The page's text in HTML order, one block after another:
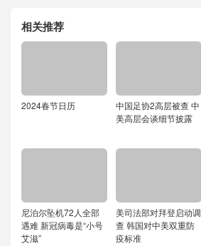
相关推荐
2024春节日历
中国足协2高层被查 中
美高层会谈细节披露
尼泊尔坠机72人全部
遇难 新冠病毒是“小号
艾滋”
美司法部对拜登启动调
查 韩国对中美双重防
疫标准